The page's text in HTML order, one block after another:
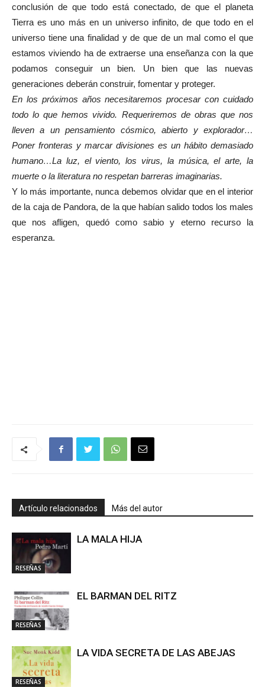
conclusión de que todo está conectado, de que el planeta
Tierra es uno más en un universo infinito, de que todo en el
universo tiene una finalidad y de que de un mal como el que
estamos viviendo ha de extraerse una enseñanza con la que
podamos conseguir un bien. Un bien que las nuevas
generaciones deberán construir, fomentar y proteger.
En los próximos años necesitaremos procesar con cuidado
todo lo que hemos vivido. Requeriremos de obras que nos
lleven a un pensamiento cósmico, abierto y explorador…
Poner fronteras y marcar divisiones es un hábito demasiado
humano…La luz, el viento, los virus, la música, el arte, la
muerte o la literatura no respetan barreras imaginarias.
Y lo más importante, nunca debemos olvidar que en el interior
de la caja de Pandora, de la que habían salido todos los males
que nos afligen, quedó como sabio y eterno recurso la
esperanza.
Artículo relacionados Más del autor
RESEÑAS
LA MALA HIJA
RESEÑAS
EL BARMAN DEL RITZ
RESEÑAS
LA VIDA SECRETA DE LAS ABEJAS